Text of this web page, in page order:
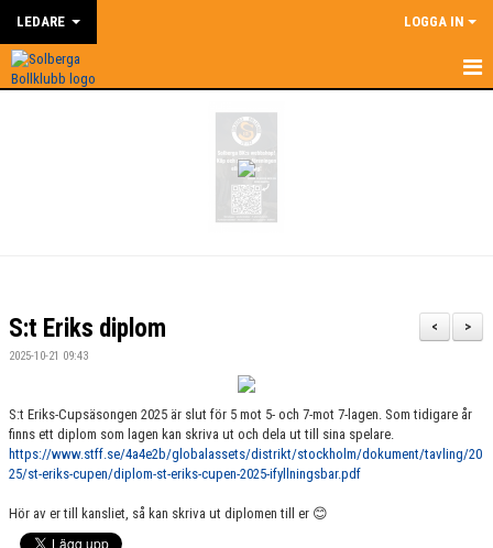
LEDARE LOGGA IN
DOKUMENT
BILDGALLERI
>
<
S:t Eriks diplom
2025-10-21 09:43
S:t Eriks-Cupsäsongen 2025 är slut för 5 mot 5- och 7-mot 7-lagen. Som tidigare år
finns ett diplom som lagen kan skriva ut och dela ut till sina spelare.
https://www.stff.se/4a4e2b/globalassets/distrikt/stockholm/dokument/tavling/20
25/st-eriks-cupen/diplom-st-eriks-cupen-2025-ifyllningsbar.pdf
Hör av er till kansliet, så kan skriva ut diplomen till er 😊